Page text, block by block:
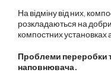
На відміну від них,
розкладаються на
компостних
Проблеми переробки
наповнювача.